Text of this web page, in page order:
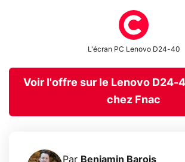
L'écran PC Lenovo D24-40
Voir l'offre sur le Lenovo D24-
chez Fnac
Par Benjamin Barois